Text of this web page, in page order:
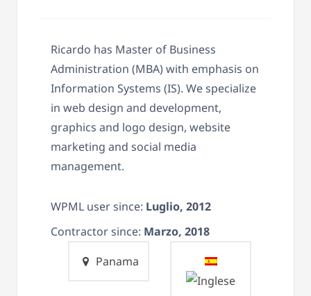
Ricardo has Master of Business
Administration (MBA) with emphasis on
Information Systems (IS). We specialize
in web design and development,
graphics and logo design, website
marketing and social media
management.
WPML user since: Luglio, 2012
Contractor since: Marzo, 2018
Panama